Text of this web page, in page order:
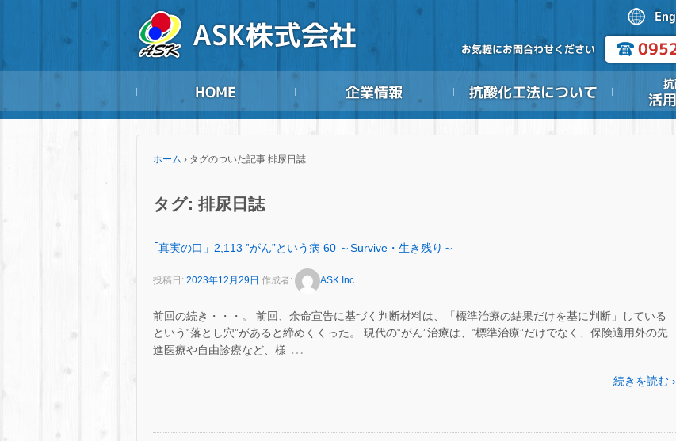
ホーム › タグのついた記事 排尿日誌
タグ: 排尿日誌
｢真実の口」2,113 ‟がん”という病 60 ～Survive・生き残り～
投稿日: 2023年12月29日 作成者: ASK Inc.
前回の続き・・・。 前回、余命宣告に基づく判断材料は、「標準治療の結果だけを基に判断」している
という‟落とし穴”があると締めくくった。 現代の‟がん”治療は、‟標準治療”だけでなく、保険適用外の先
進医療や自由診療など、様 …
続きを読む ›